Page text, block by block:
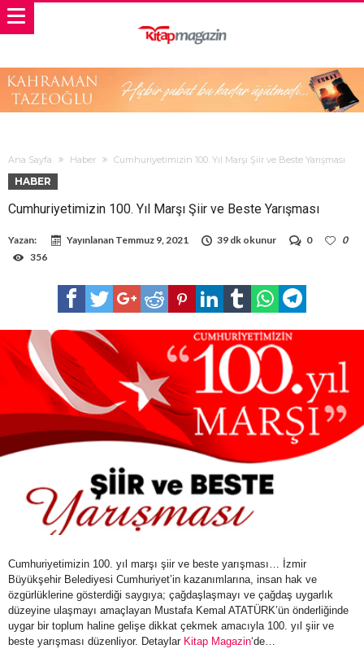
Ana Sayfa Haber Cumhuriyetimizin 100. Yıl Marşı Şiir ve Beste Yarışması
HABER
Cumhuriyetimizin 100. Yıl Marşı Şiir ve Beste Yarışması
Yazan: Yayınlanan Temmuz 9, 2021 39 dk okunur 0
0
356
Cumhuriyetimizin 100. yıl marşı şiir ve beste yarışması… İzmir
Büyükşehir Belediyesi Cumhuriyet’in kazanımlarına, insan hak ve
özgürlüklerine gösterdiği saygıya; çağdaşlaşmayı ve çağdaş uygarlık
düzeyine ulaşmayı amaçlayan Mustafa Kemal ATATÜRK’ün önderliğinde
uygar bir toplum haline gelişe dikkat çekmek amacıyla 100. yıl şiir ve
beste yarışması düzenliyor. Detaylar Kitap Magazin‘de…